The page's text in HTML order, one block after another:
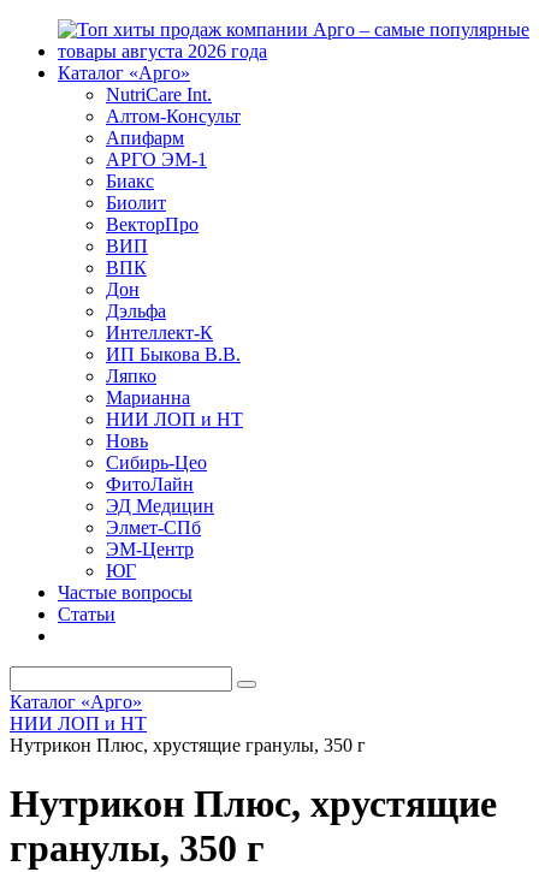
Каталог «Арго»
NutriCare Int.
Алтом-Консульт
Апифарм
АРГО ЭМ-1
Биакс
Биолит
ВекторПро
ВИП
ВПК
Дон
Дэльфа
Интеллект-К
ИП Быкова В.В.
Ляпко
Марианна
НИИ ЛОП и НТ
Новь
Сибирь-Цео
ФитоЛайн
ЭД Медицин
Элмет-СПб
ЭМ-Центр
ЮГ
Частые вопросы
Статьи
Каталог «Арго»
НИИ ЛОП и НТ
Нутрикон Плюс, хрустящие гранулы, 350 г
Нутрикон Плюс, хрустящие
гранулы, 350 г